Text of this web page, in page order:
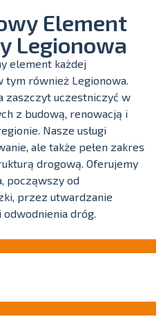
Element
Legionowa
element każdej
również Legionowa.
zaszczyt uczestniczyć w
z budową, renowacją i
Nasze usługi
ale także pełen zakres
drogową. Oferujemy
począwszy od
przez utwardzanie
dróg.